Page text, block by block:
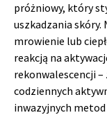
próżniowy, który
uszkadzania
mrowienie lub
reakcją na
rekonwalescencji
codziennych
inwazyjnych